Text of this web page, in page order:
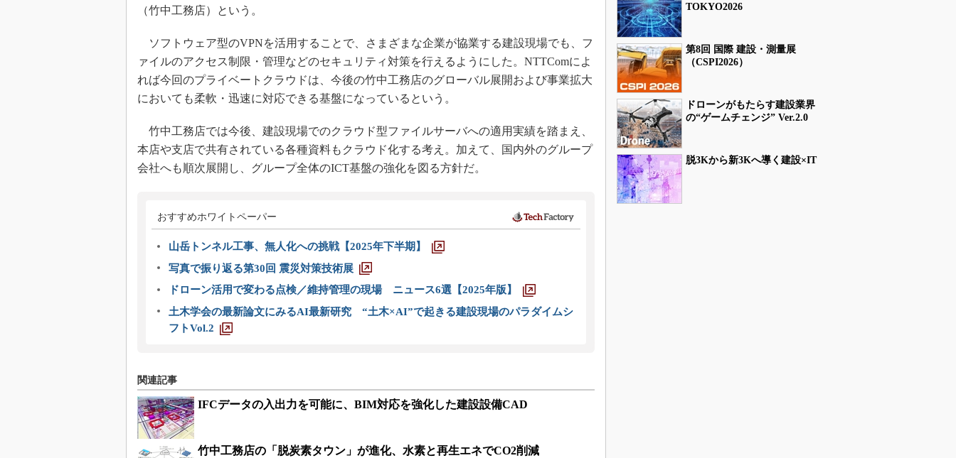
（竹中工務店）という。
ソフトウェア型のVPNを活用することで、さまざまな企業が協業する建設現場でも、フ
ァイルのアクセス制限・管理などのセキュリティ対策を行えるようにした。NTTComによ
れば今回のプライベートクラウドは、今後の竹中工務店のグローバル展開および事業拡大
においても柔軟・迅速に対応できる基盤になっているという。
竹中工務店では今後、建設現場でのクラウド型ファイルサーバへの適用実績を踏まえ、
本店や支店で共有されている各種資料もクラウド化する考え。加えて、国内外のグループ
会社へも順次展開し、グループ全体のICT基盤の強化を図る方針だ。
おすすめホワイトペーパー
山岳トンネル工事、無人化への挑戦【2025年下半期】
写真で振り返る第30回 震災対策技術展
ドローン活用で変わる点検／維持管理の現場 ニュース6選【2025年版】
土木学会の最新論文にみるAI最新研究 “土木×AI”で起きる建設現場のパラダイムシ
フトVol.2
関連記事
IFCデータの入出力を可能に、BIM対応を強化した建設設備CAD
竹中工務店の「脱炭素タウン」が進化、水素と再生エネでCO2削減
TOKYO2026
第8回 国際 建設・測量展
（CSPI2026）
ドローンがもたらす建設業界
の“ゲームチェンジ” Ver.2.0
脱3Kから新3Kへ導く建設×IT